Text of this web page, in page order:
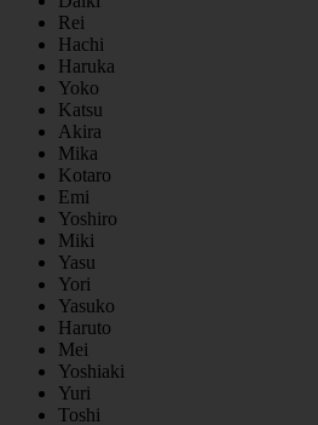
Rei
Hachi
Haruka
Yoko
Katsu
Akira
Mika
Kotaro
Emi
Yoshiro
Miki
Yasu
Yori
Yasuko
Haruto
Mei
Yoshiaki
Yuri
Toshi